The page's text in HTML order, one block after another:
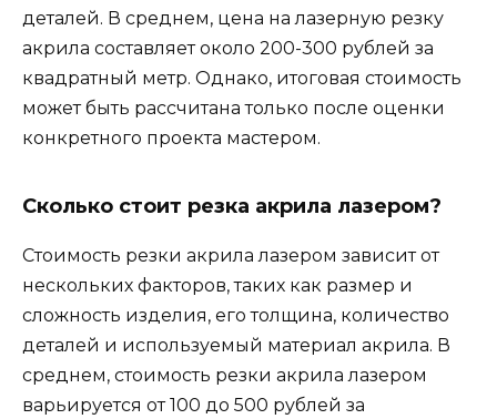
деталей. В среднем, цена на лазерную резку
акрила составляет около 200-300 рублей за
квадратный метр. Однако, итоговая стоимость
может быть рассчитана только после оценки
конкретного проекта мастером.
Сколько стоит резка акрила лазером?
Стоимость резки акрила лазером зависит от
нескольких факторов, таких как размер и
сложность изделия, его толщина, количество
деталей и используемый материал акрила. В
среднем, стоимость резки акрила лазером
варьируется от 100 до 500 рублей за